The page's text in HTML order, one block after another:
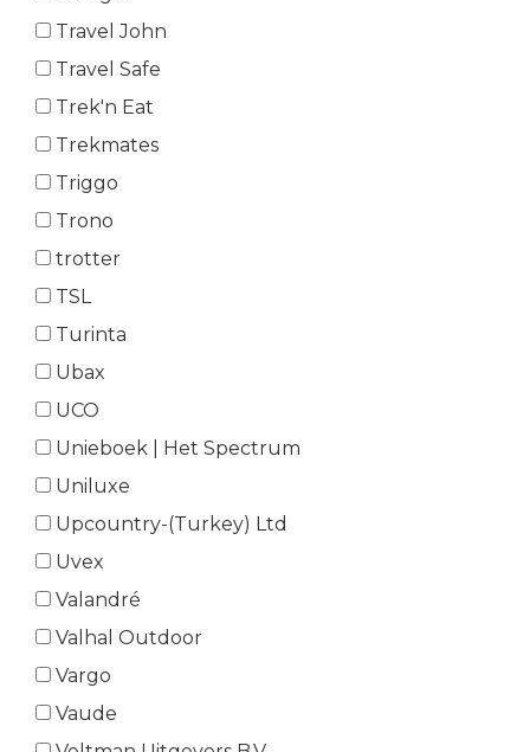
Travel John
Travel Safe
Trek'n Eat
Trekmates
Triggo
Trono
trotter
TSL
Turinta
Ubax
UCO
Unieboek | Het Spectrum
Uniluxe
Upcountry-(Turkey) Ltd
Uvex
Valandré
Valhal Outdoor
Vargo
Vaude